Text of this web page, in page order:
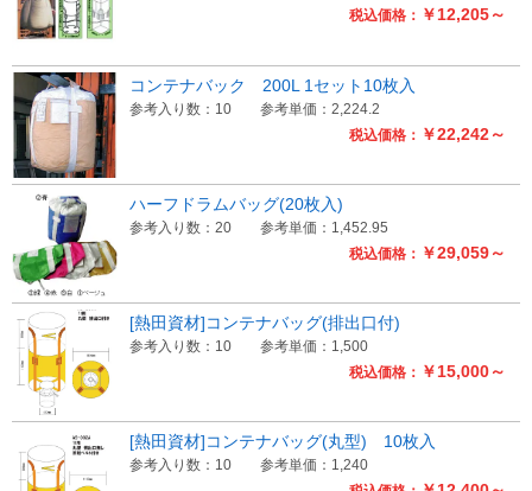
税込価格： ￥12,205～
税込価格： ￥22,242～
コンテナバック 200L 1セット10枚入
参考入り数：10 参考単価：2,224.2
税込価格： ￥29,059～
ハーフドラムバッグ(20枚入)
参考入り数：20 参考単価：1,452.95
税込価格： ￥15,000～
[熱田資材]コンテナバッグ(排出口付)
参考入り数：10 参考単価：1,500
[熱田資材]コンテナバッグ(丸型) 10枚入
参考入り数：10 参考単価：1,240